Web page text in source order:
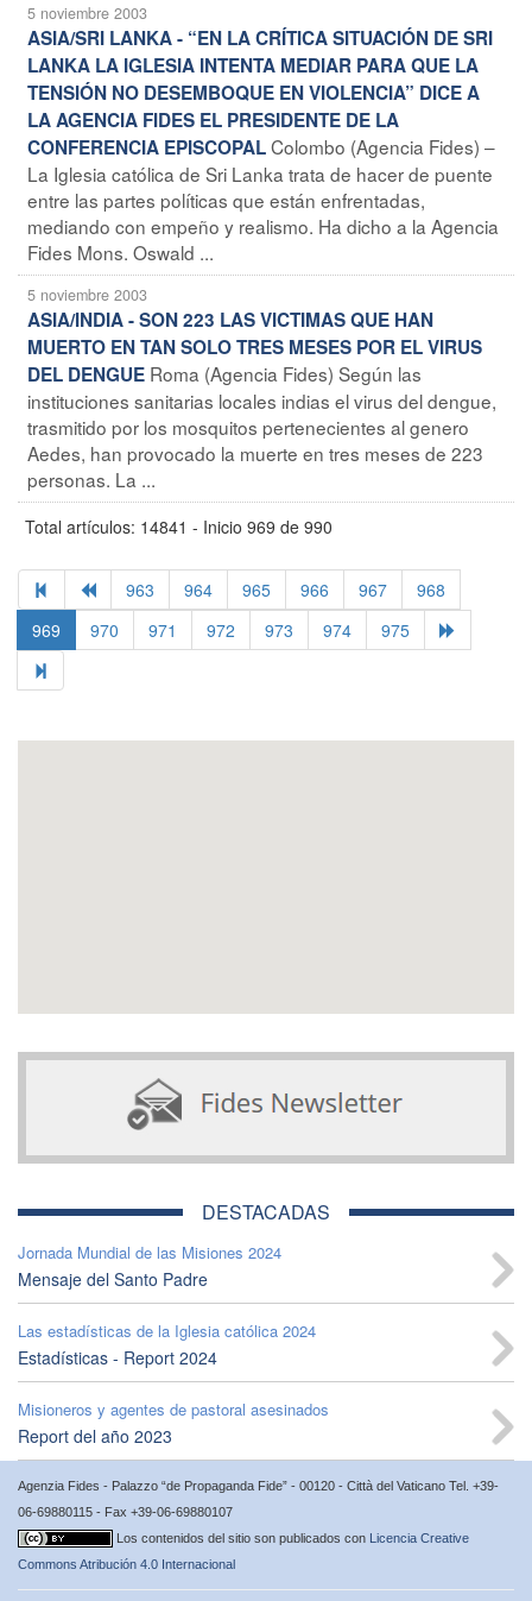
5 noviembre 2003
ASIA/SRI LANKA - “EN LA CRÍTICA SITUACIÓN DE SRI
LANKA LA IGLESIA INTENTA MEDIAR PARA QUE LA
TENSIÓN NO DESEMBOQUE EN VIOLENCIA” DICE A
LA AGENCIA FIDES EL PRESIDENTE DE LA
CONFERENCIA EPISCOPALColombo (Agencia Fides) –
La Iglesia católica de Sri Lanka trata de hacer de puente
entre las partes políticas que están enfrentadas,
mediando con empeño y realismo. Ha dicho a la Agencia
Fides Mons. Oswald ...
5 noviembre 2003
ASIA/INDIA - SON 223 LAS VICTIMAS QUE HAN
MUERTO EN TAN SOLO TRES MESES POR EL VIRUS
DEL DENGUE Roma (Agencia Fides) Según las
instituciones sanitarias locales indias el virus del dengue,
trasmitido por los mosquitos pertenecientes al genero
Aedes, han provocado la muerte en tres meses de 223
personas. La ...
Total artículos: 14841 - Inicio 969 de 990
963 964 965 966 967
968
969
970 971 972 973 974 975
DESTACADAS
Jornada Mundial de las Misiones 2024
Mensaje del Santo Padre
Las estadísticas de la Iglesia católica 2024
Estadísticas - Report 2024
Misioneros y agentes de pastoral asesinados
Report del año 2023
Agenzia Fides - Palazzo “de Propaganda Fide” - 00120 - Città del Vaticano Tel. +39-
06-69880115 - Fax +39-06-69880107
Los contenidos del sitio son publicados con Licencia Creative
Commons Atribución 4.0 Internacional